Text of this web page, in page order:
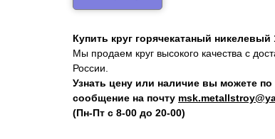
Купить круг горячекатаный
Мы продаем круг высокого качества с
России.
Узнать цену или наличие вы можете
сообщение на почту
(Пн-Пт с 8-00 до 20-00)